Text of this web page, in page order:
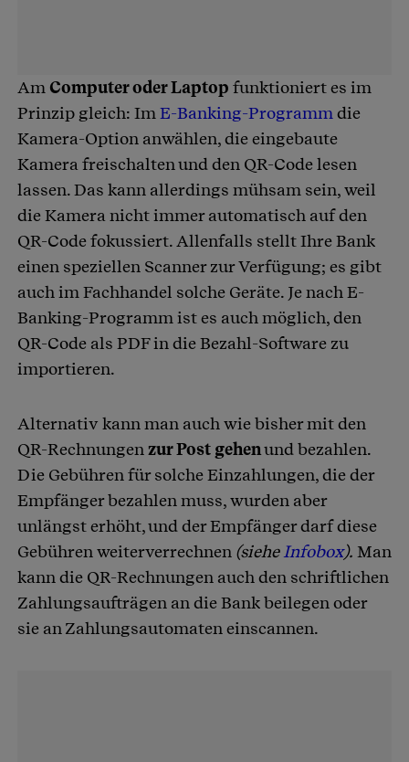
Am Computer oder Laptop funktioniert es im
Prinzip gleich: ImE-Banking-Programmdie
Kamera-Option anwählen, die eingebaute
Kamera freischalten und den QR-Code lesen
lassen. Das kann allerdings mühsam sein, weil
die Kamera nicht immer automatisch auf den
QR-Code fokussiert. Allenfalls stellt Ihre Bank
einen speziellen Scanner zur Verfügung; es gibt
auch im Fachhandel solche Geräte. Je nach E-
Banking-Programm ist es auch möglich, den
QR-Code als PDF in die Bezahl-Software zu
importieren.
Alternativ kann man auch wie bisher mit den
QR-Rechnungenzur Post gehenund bezahlen.
Die Gebühren für solche Einzahlungen, die der
Empfänger bezahlen muss, wurden aber
unlängst erhöht, und der Empfänger darf diese
Gebühren weiterverrechnen (sieheInfobox). Man
kann die QR-Rechnungen auch den schriftlichen
Zahlungsaufträgen an die Bank beilegen oder
sie an Zahlungsautomaten einscannen.